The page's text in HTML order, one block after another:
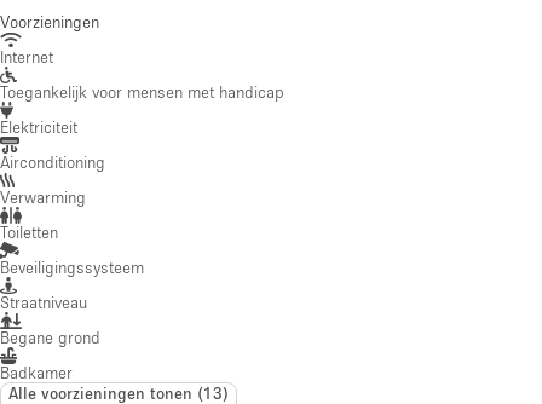
Voorzieningen
Internet
Toegankelijk voor mensen met handicap
Elektriciteit
Airconditioning
Verwarming
Toiletten
Beveiligingssysteem
Straatniveau
Begane grond
Badkamer
Alle voorzieningen tonen (13)